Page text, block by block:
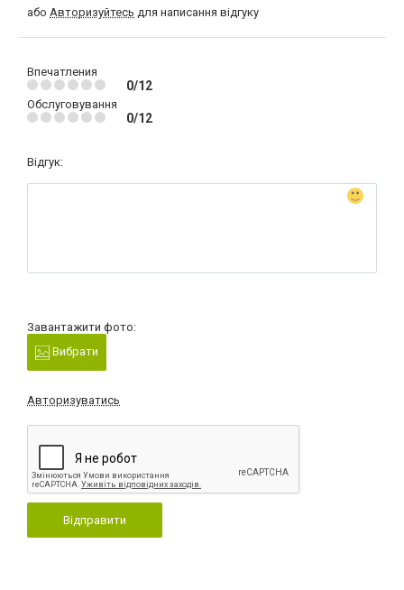
або Авторизуйтесь для написання відгуку
Впечатления
0/12
Обслуговування
0/12
Відгук:
Завантажити фото:
Вибрати
Авторизуватись
Відправити